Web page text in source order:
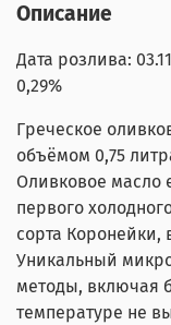
Описание
Дата розлива:
0,29%
Греческое
объёмом 0,75
Оливковое масло
первого
сорта
Уникальный
методы, включая
температуре не